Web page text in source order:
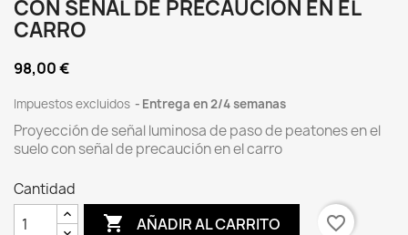
CON SEÑAL DE PRECAUCIÓN EN EL
CARRO
98,00 €
Impuestos excluidos Entrega en 2/4 semanas
Proyección de señal luminosa de paso de peatones en el
suelo con señal de precaución en el carro
Cantidad
 AÑADIR AL CARRITO favorite_border